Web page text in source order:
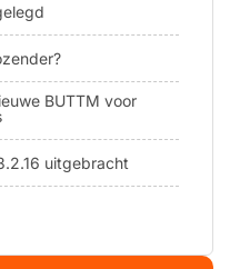
BUTTM voor
uitgebracht